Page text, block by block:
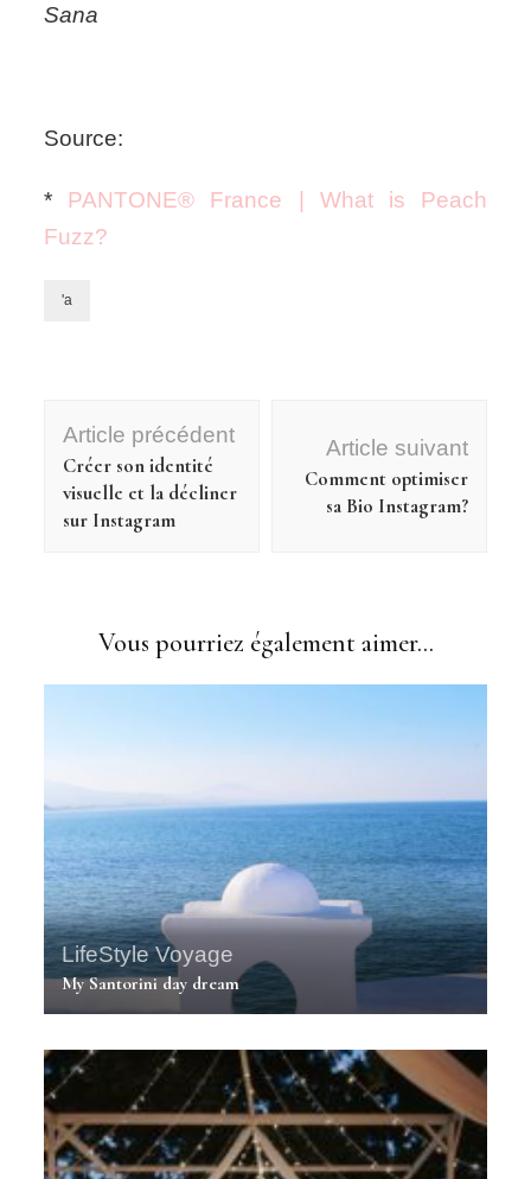
Sana
Source:
* PANTONE® France | What is Peach
Fuzz?
'a
Navigation
d'article
Article précédent
Créer son identité
visuelle et la décliner
sur Instagram
Article suivant
Comment optimiser
sa Bio Instagram?
Vous pourriez également aimer...
LifeStyle Voyage
My Santorini day dream